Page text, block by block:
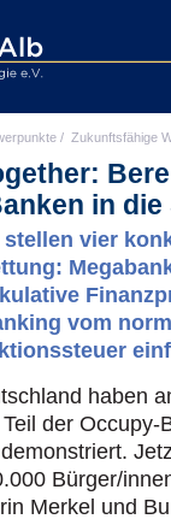
/ Zukunftsfähige
in die
vier
vom
haben
der
Bürger/
Merkel und